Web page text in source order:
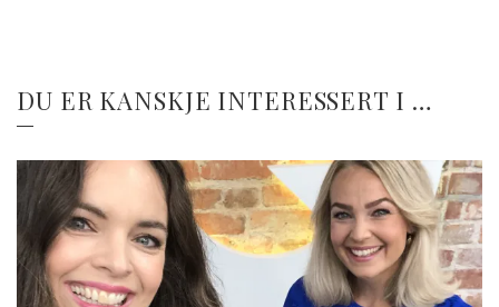
DU ER KANSKJE INTERESSERT I …